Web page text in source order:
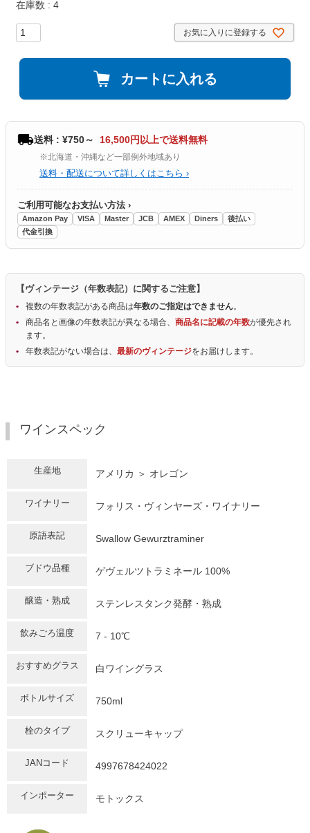
在庫数
4
お気に入りに登録する
カートに入れる
送料 : ¥750～ 16,500円以上で送料無料
※北海道・沖縄など一部例外地域あり
送料・配送について詳しくはこちら ›
ご利用可能なお支払い方法 ›
Amazon Pay VISA Master JCB AMEX Diners
後払い
代金引換
【ヴィンテージ（年数表記）に関するご注意】
複数の年数表記がある商品は年数のご指定はできません。
商品名と画像の年数表記が異なる場合、 商品名に記載の年数が優先され
ます。
年数表記がない場合は、 最新のヴィンテージをお届けします。
ワインスペック
生産地 アメリカ ＞ オレゴン
ワイナリー フォリス・ヴィンヤーズ・ワイナリー
原語表記 Swallow Gewurztraminer
ブドウ品種 ゲヴェルツトラミネール 100%
醸造・熟成 ステンレスタンク発酵・熟成
飲みごろ温度 7 - 10℃
おすすめグラス 白ワイングラス
ボトルサイズ 750ml
栓のタイプ スクリューキャップ
JANコード 4997678424022
インポーター モトックス